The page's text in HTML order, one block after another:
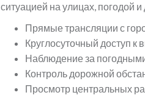
ситуацией на улицах, погодой
Прямые трансляции с
Круглосуточный доступ к
Наблюдение за
Контроль дорожной
Просмотр центральных